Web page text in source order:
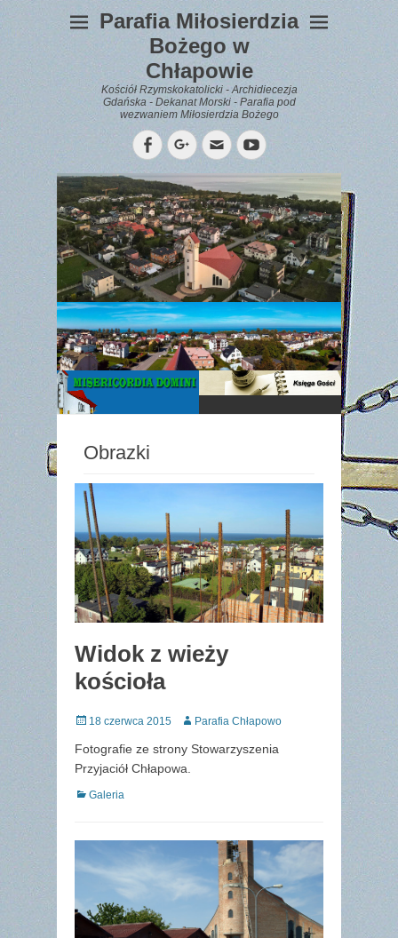
Parafia Miłosierdzia
Bożego w
Chłapowie
Kościół Rzymskokatolicki - Archidiecezja
Gdańska - Dekanat Morski - Parafia pod
wezwaniem Miłosierdzia Bożego
FacebookGoogleplus
EmailYouTube
WYPOCZYNEK
Gazetka
Parafialna
Obrazki
Widok z wieży
kościoła
Posted
18 czerwca 2015 AuthorParafia Chłapowo
Fotografie ze strony Stowarzyszenia
Przyjaciół Chłapowa.
Categories
Galeria